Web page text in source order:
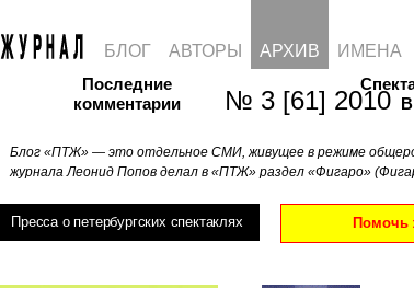
№ 3 [61] 2010
Последние
комментарии
Блог «ПТЖ» — это отдельное СМИ, живущее в режиме
журнала Леонид Попов делал в «ПТЖ» раздел «Фигаро»
Пресса о петербургских спектаклях Помочь
БЛОГ АВТОРЫ АРХИВ ИМЕНА